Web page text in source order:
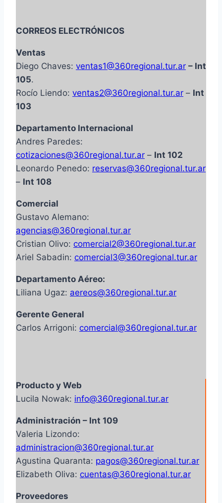
CORREOS ELECTRÓNICOS
Ventas
Diego Chaves: ventas1@360regional.tur.ar – Int
105.
Rocío Liendo: ventas2@360regional.tur.ar – Int
103
Departamento Internacional
Andres Paredes:
cotizaciones@360regional.tur.ar – Int 102
Leonardo Penedo: reservas@360regional.tur.ar
– Int 108
Comercial
Gustavo Alemano:
agencias@360regional.tur.ar
Cristian Olivo: comercial2@360regional.tur.ar
Ariel Sabadin: comercial3@360regional.tur.ar
Departamento Aéreo:
Liliana Ugaz: aereos@360regional.tur.ar
Gerente General
Carlos Arrigoni: comercial@360regional.tur.ar
Producto y Web
Lucila Nowak: info@360regional.tur.ar
Administración – Int 109
Valeria Lizondo:
administracion@360regional.tur.ar
Agustina Quaranta: pagos@360regional.tur.ar
Elizabeth Oliva: cuentas@360regional.tur.ar
Proveedores